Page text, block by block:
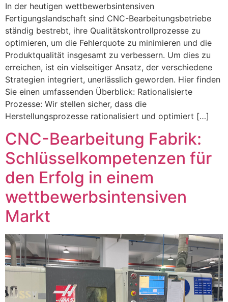
In der heutigen wettbewerbsintensiven
Fertigungslandschaft sind CNC-Bearbeitungsbetriebe
ständig bestrebt, ihre Qualitätskontrollprozesse zu
optimieren, um die Fehlerquote zu minimieren und die
Produktqualität insgesamt zu verbessern. Um dies zu
erreichen, ist ein vielseitiger Ansatz, der verschiedene
Strategien integriert, unerlässlich geworden. Hier finden
Sie einen umfassenden Überblick: Rationalisierte
Prozesse: Wir stellen sicher, dass die
Herstellungsprozesse rationalisiert und optimiert […]
CNC-Bearbeitung Fabrik:
Schlüsselkompetenzen für
den Erfolg in einem
wettbewerbsintensiven
Markt